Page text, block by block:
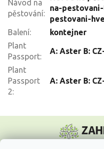
Návod na
pěstování:
na-
pestovani-
Balení:
kontejner
Plant
Passport:
A: Aster B:
Plant
Passport
2:
A: Aster B:
p